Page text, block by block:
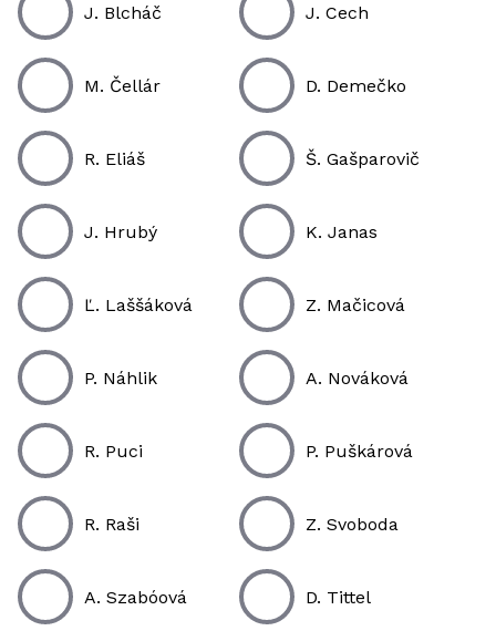
J. Blcháč J. Cech
M. Čellár D. Demečko
R. Eliáš Š. Gašparovič
J. Hrubý K. Janas
Ľ. Laššáková Z. Mačicová
P. Náhlik A. Nováková
R. Puci P. Puškárová
R. Raši Z. Svoboda
A. Szabóová D. Tittel